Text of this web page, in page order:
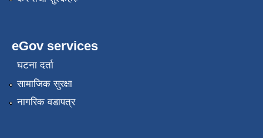
eGov services
घटना दर्ता
सामाजिक सुरक्षा
नागरिक वडापत्र